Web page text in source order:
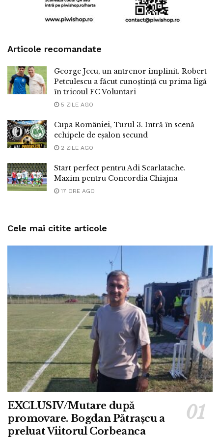
Articole recomandate
George Jecu, un antrenor împlinit. Robert
Petculescu a făcut cunoștință cu prima ligă
în tricoul FC Voluntari
5 ZILE AGO
Cupa României, Turul 3. Intră în scenă
echipele de eșalon secund
2 ZILE AGO
Start perfect pentru Adi Scarlatache.
Maxim pentru Concordia Chiajna
17 ORE AGO
Cele mai citite articole
EXCLUSIV/Mutare după
promovare. Bogdan Pătrașcu a
preluat Viitorul Corbeanca